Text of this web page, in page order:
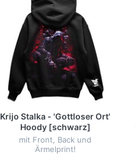
Krijo Stalka - 'Gottloser Ort'
Hoody [schwarz]
mit Front, Back und
Ärmelprint!